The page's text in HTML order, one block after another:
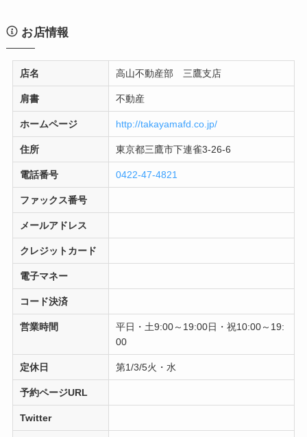
お店情報
店名 高山不動産部 三鷹支店
肩書 不動産
ホームページ http://takayamafd.co.jp/
住所 東京都三鷹市下連雀3-26-6
電話番号 0422-47-4821
ファックス番号
メールアドレス
クレジットカード
電子マネー
コード決済
営業時間
平日・土9:00～19:00日・祝10:00～19:
00
定休日 第1/3/5火・水
予約ページURL
Twitter